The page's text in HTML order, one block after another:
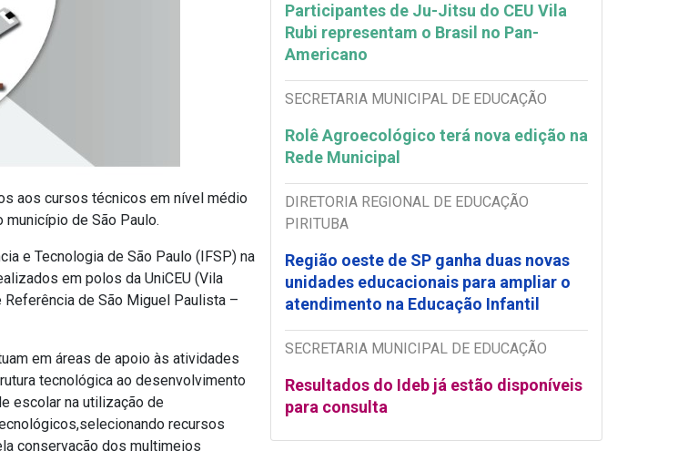
aos cursos técnicos em nível médio
de São Paulo.
e Tecnologia de São Paulo (IFSP) na
em polos da UniCEU (Vila
Referência de São Miguel Paulista –
em áreas de apoio às atividades
tecnológica ao desenvolvimento
escolar na utilização de
recursos
conservação dos multimeios
Participantes de Ju-Jitsu do CEU Vila
Rubi representam o Brasil no Pan-
Americano
SECRETARIA MUNICIPAL DE EDUCAÇÃO
Rolê Agroecológico terá nova edição na
Rede Municipal
DIRETORIA REGIONAL DE EDUCAÇÃO
PIRITUBA
Região oeste de SP ganha duas novas
unidades educacionais para ampliar o
atendimento na Educação Infantil
SECRETARIA MUNICIPAL DE EDUCAÇÃO
Resultados do Ideb já estão disponíveis
para consulta